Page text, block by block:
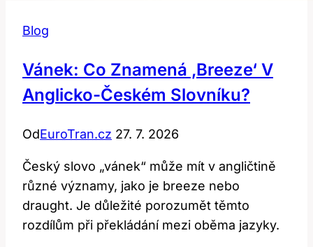
Blog
Vánek: Co Znamená ‚breeze‘ V
Anglicko-Českém Slovníku?
OdEuroTran.cz 27. 7. 2026
Český slovo „vánek“ může mít v angličtině
různé významy, jako je breeze nebo
draught. Je důležité porozumět těmto
rozdílům při překládání mezi oběma jazyky.